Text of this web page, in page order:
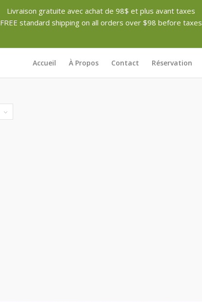
Livraison gratuite avec achat de 98$ et plus avant taxes
FREE standard shipping on all orders over $98 before taxes
Accueil À Propos Contact Réservation